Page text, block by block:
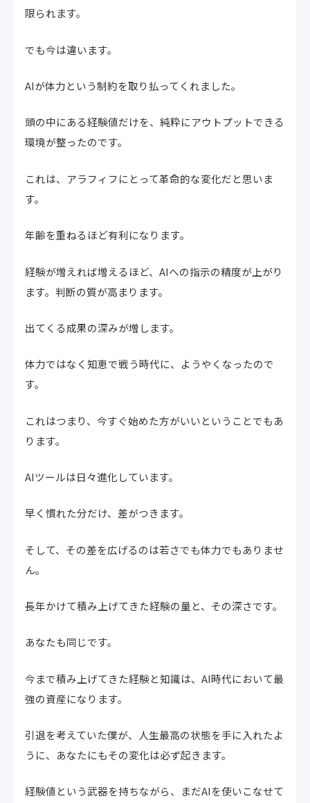
限られます。
でも今は違います。
AIが体力という制約を取り払ってくれました。
頭の中にある経験値だけを、純粋にアウトプットできる
環境が整ったのです。
これは、アラフィフにとって革命的な変化だと思いま
す。
年齢を重ねるほど有利になります。
経験が増えれば増えるほど、AIへの指示の精度が上がり
ます。判断の質が高まります。
出てくる成果の深みが増します。
体力ではなく知恵で戦う時代に、ようやくなったので
す。
これはつまり、今すぐ始めた方がいいということでもあ
ります。
AIツールは日々進化しています。
早く慣れた分だけ、差がつきます。
そして、その差を広げるのは若さでも体力でもありませ
ん。
長年かけて積み上げてきた経験の量と、その深さです。
あなたも同じです。
今まで積み上げてきた経験と知識は、AI時代において最
強の資産になります。
引退を考えていた僕が、人生最高の状態を手に入れたよ
うに、あなたにもその変化は必ず起きます。
経験値という武器を持ちながら、まだAIを使いこなせて